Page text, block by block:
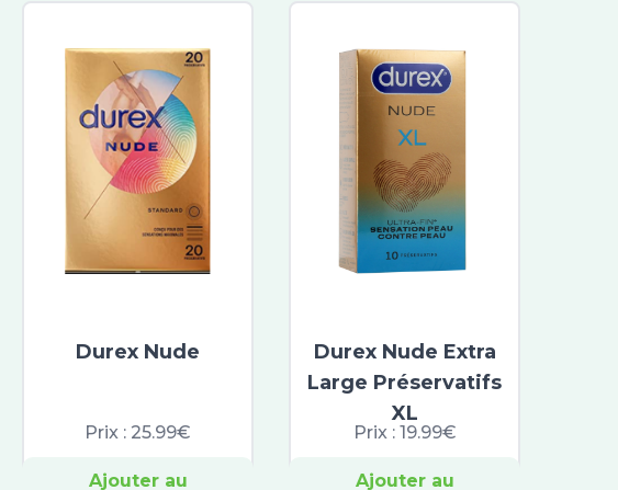
Durex Nude
Prix : 25.99€
Ajouter au
Durex Nude Extra
Large Préservatifs
XL
Prix : 19.99€
Ajouter au